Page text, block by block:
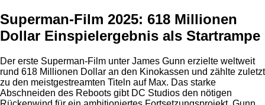
Superman-Film 2025: 618 Millionen
Dollar Einspielergebnis als Startrampe
Der erste Superman-Film unter James Gunn erzielte weltweit
rund 618 Millionen Dollar an den Kinokassen und zählte zuletzt
zu den meistgestreamten Titeln auf Max. Das starke
Abschneiden des Reboots gibt DC Studios den nötigen